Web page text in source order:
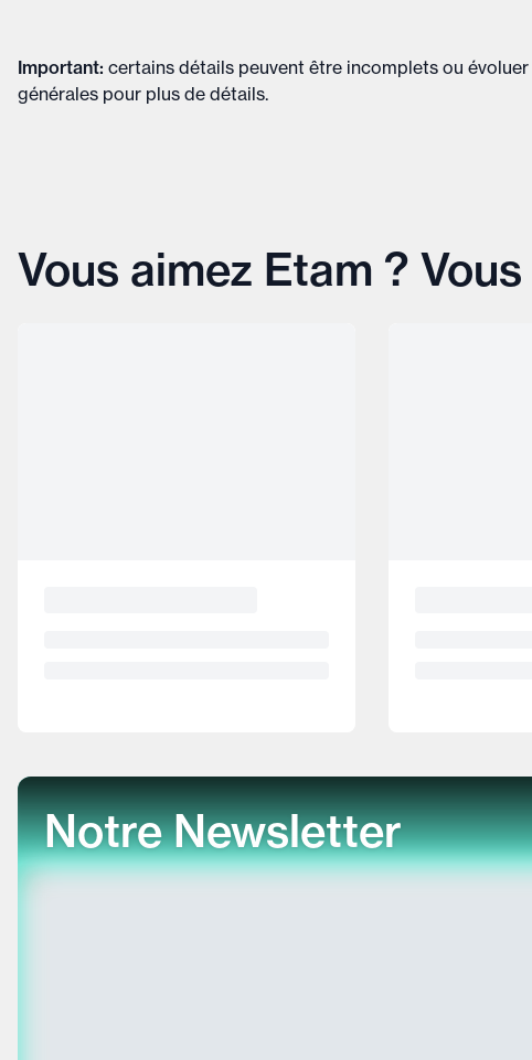
Important: certains détails peuvent être incomplets ou
générales pour plus de détails.
Vous aimez Etam ?
Notre Newsletter